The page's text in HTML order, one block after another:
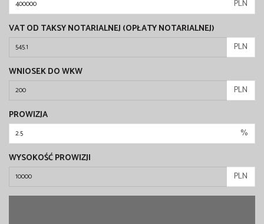
PLN
VAT OD TAKSY NOTARIALNEJ (OPŁATY NOTARIALNEJ)
PLN
WNIOSEK DO WKW
PLN
PROWIZJA
%
WYSOKOŚĆ PROWIZJI
PLN